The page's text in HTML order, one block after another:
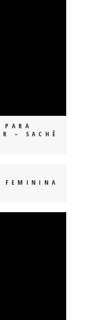
PARA
– SACHÊ
FEMININA